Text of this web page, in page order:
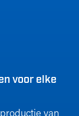
voor elke
van